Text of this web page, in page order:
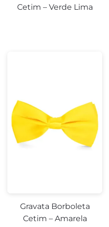
Cetim – Verde Lima
Gravata Borboleta
Cetim – Amarela